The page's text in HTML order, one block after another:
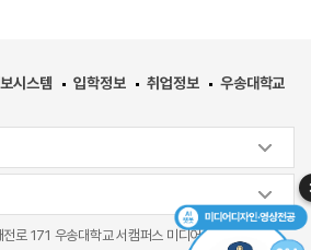
시스템 입학정보 취업정보
우송대학교
로 171 우송대학교 서캠퍼스 미디어융합관(W17)